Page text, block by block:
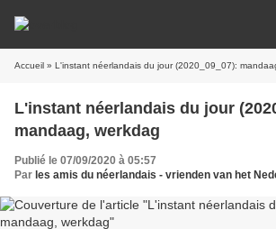
Accueil » L'instant néerlandais du jour (2020_09_07):
L'instant néerlandais du jour
mandaag, werkdag
Publié le 07/09/2020 à 05:57
Par les amis du néerlandais - vrienden van het